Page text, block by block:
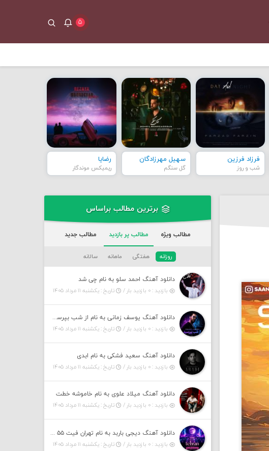
۵
فرزاد فرزین
شب و روز
سهیل مهرزادگان
گل سنگم
رضایا
ریمیکس موندگار
برترین مطالب براساس
مطالب ویژه مطالب پر بازدید مطالب جدید
روزانه هفتگی ماهانه سالانه
دانلود آهنگ احمد سلو به نام چی شد
بازدید : ۰ بازدید بار /
تاریخ : یکشنبه ۱۱ مرداد ۱۴۰۵
دانلود آهنگ یوسف زمانی به نام از شب بپرسین میگه چه روزگاری دارم
بازدید : ۰ بازدید بار /
تاریخ : یکشنبه ۱۱ مرداد ۱۴۰۵
دانلود آهنگ سعید فشکی به نام ابدی
بازدید : ۰ بازدید بار /
تاریخ : یکشنبه ۱۱ مرداد ۱۴۰۵
دانلود آهنگ میلاد علوی به نام خاموشه خطت
بازدید : ۰ بازدید بار /
تاریخ : یکشنبه ۱۱ مرداد ۱۴۰۵
دانلود آهنگ دیجی باربد به نام تهران فیت ۵۵ (پادکست)
بازدید : ۰ بازدید بار /
تاریخ : یکشنبه ۱۱ مرداد ۱۴۰۵